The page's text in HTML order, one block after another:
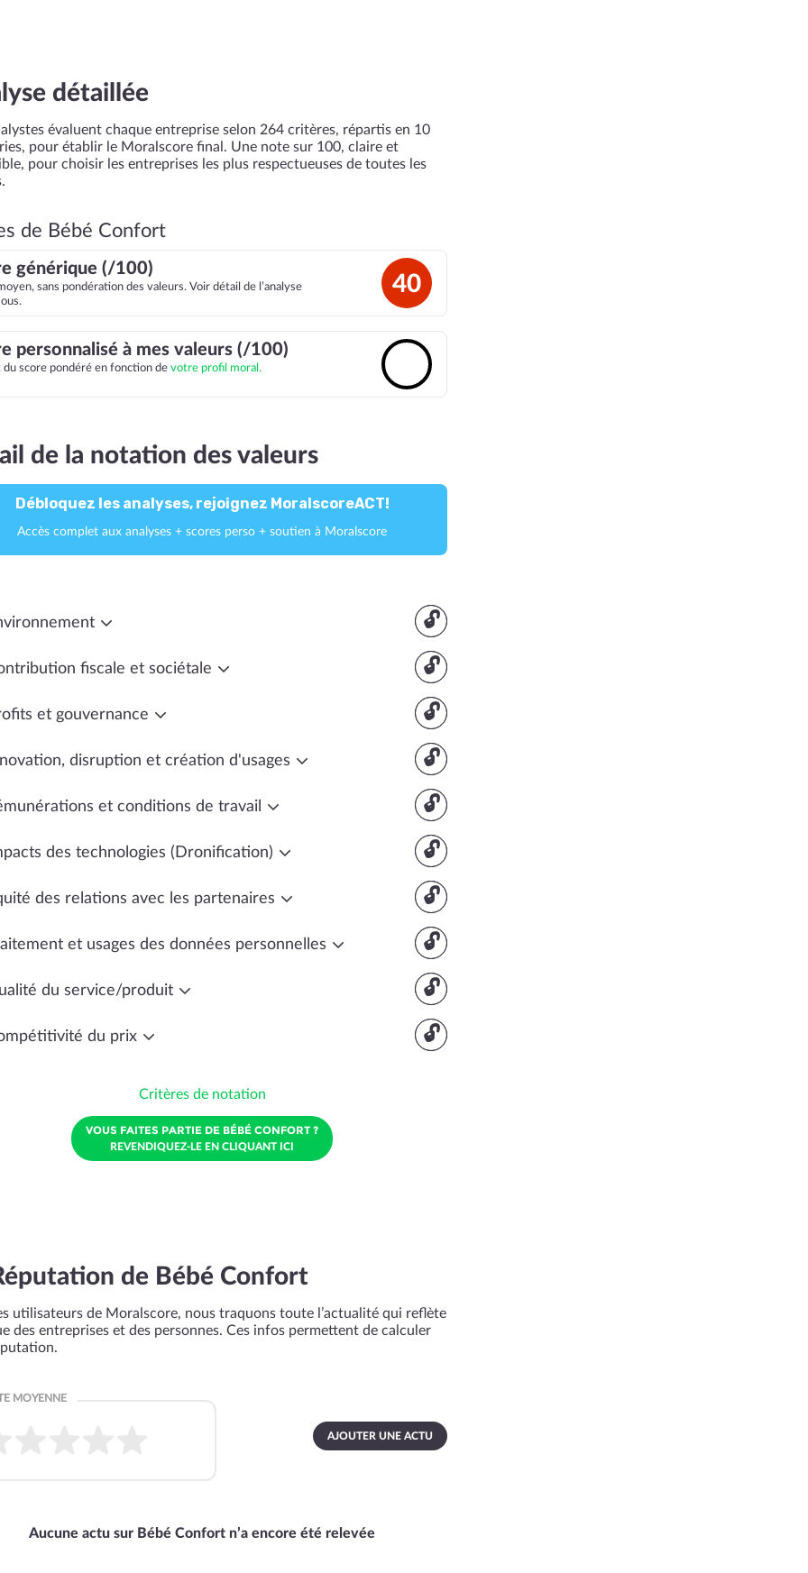
détaillée
évaluent chaque entreprise selon 264 critères, répartis en 10
pour établir le Moralscore final. Une note sur 100, claire et
pour choisir les entreprises les plus respectueuses de toutes les
de Bébé Confort
générique (/100)
sans pondération des valeurs. Voir détail de l’analyse
40
personnalisé à mes valeurs (/100)
du score pondéré en fonction de votre profil moral.
de la notation des valeurs
Débloquez les analyses, rejoignez MoralscoreACT!
Accès complet aux analyses + scores perso + soutien à Moralscore
🔓
🔓
fiscale et sociétale
🔓
et gouvernance
🔓
disruption et création d'usages
🔓
et conditions de travail
🔓
des technologies (Dronification)
🔓
des relations avec les partenaires
🔓
et usages des données personnelles
🔓
du service/produit
🔓
du prix
Critères de notation
VOUS FAITES PARTIE DE BÉBÉ CONFORT ?
REVENDIQUEZ-LE EN CLIQUANT ICI
de Bébé Confort
utilisateurs de Moralscore, nous traquons toute l’actualité qui reflète
des entreprises et des personnes. Ces infos permettent de calculer
AJOUTER UNE ACTU
Aucune actu sur Bébé Confort n’a encore été relevée